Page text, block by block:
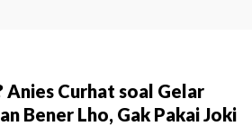
Anies Curhat soal Gelar
Bener Lho, Gak Pakai Joki